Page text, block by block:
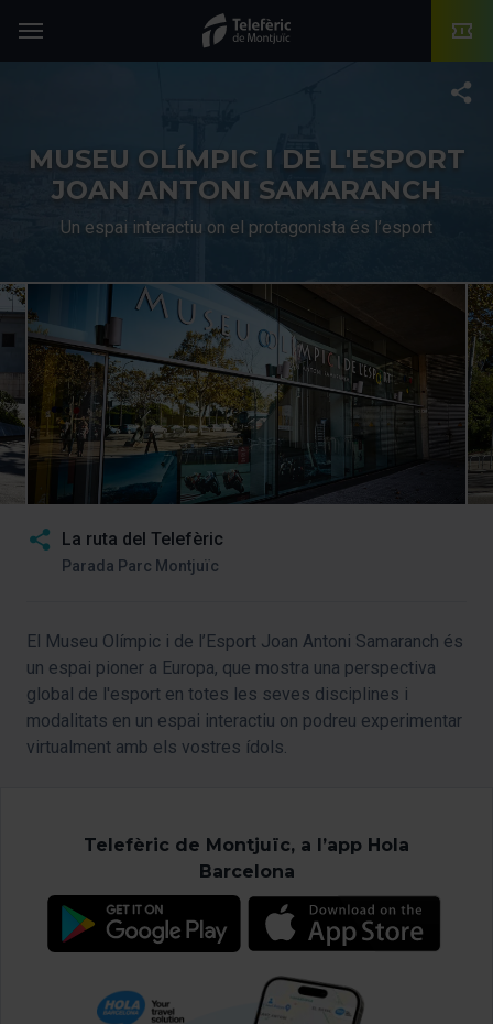
TMB-OCI
MUSEU OLÍMPIC I DE L'ESPORT
JOAN ANTONI SAMARANCH
Un espai interactiu on el protagonista és l’esport
La ruta del Telefèric
Parada Parc Montjuïc
El Museu Olímpic i de l’Esport Joan Antoni Samaranch és
un espai pioner a Europa, que mostra una perspectiva
global de l'esport en totes les seves disciplines i
modalitats en un espai interactiu on podreu experimentar
virtualment amb els vostres ídols.
Telefèric de Montjuïc, a l’app Hola
Barcelona